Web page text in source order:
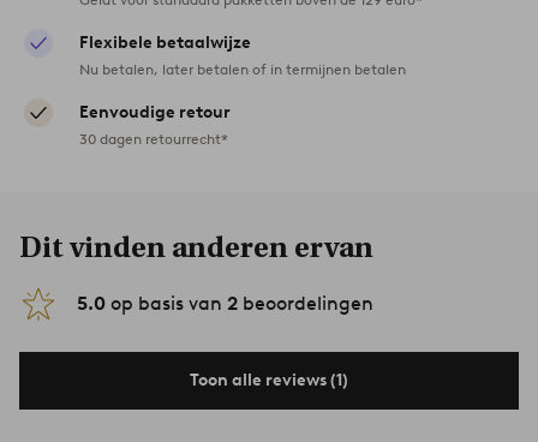
Flexibele betaalwijze
Nu betalen, later betalen of in termijnen betalen
Eenvoudige retour
30 dagen retourrecht*
Dit vinden anderen ervan
5.0 op basis van 2 beoordelingen
Toon alle reviews (1)